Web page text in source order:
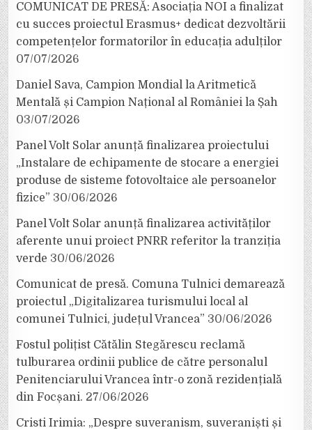
COMUNICAT DE PRESĂ: Asociația NOI a finalizat
cu succes proiectul Erasmus+ dedicat dezvoltării
competențelor formatorilor în educația adulților
07/07/2026
Daniel Sava, Campion Mondial la Aritmetică
Mentală și Campion Național al României la Șah
03/07/2026
Panel Volt Solar anunță finalizarea proiectului
„Instalare de echipamente de stocare a energiei
produse de sisteme fotovoltaice ale persoanelor
fizice” 30/06/2026
Panel Volt Solar anunță finalizarea activităților
aferente unui proiect PNRR referitor la tranziția
verde 30/06/2026
Comunicat de presă. Comuna Tulnici demarează
proiectul „Digitalizarea turismului local al
comunei Tulnici, județul Vrancea” 30/06/2026
Fostul polițist Cătălin Stegărescu reclamă
tulburarea ordinii publice de către personalul
Penitenciarului Vrancea într-o zonă rezidențială
din Focșani. 27/06/2026
Cristi Irimia: „Despre suveranism, suveraniști și